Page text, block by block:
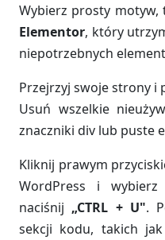
Wybierz prosty motyw,
Elementor, który
niepotrzebnych
Przejrzyj swoje strony i
Usuń wszelkie
znaczniki div lub puste
Kliknij prawym
WordPress i wybierz
naciśnij „CTRL + U".
sekcji kodu, takich